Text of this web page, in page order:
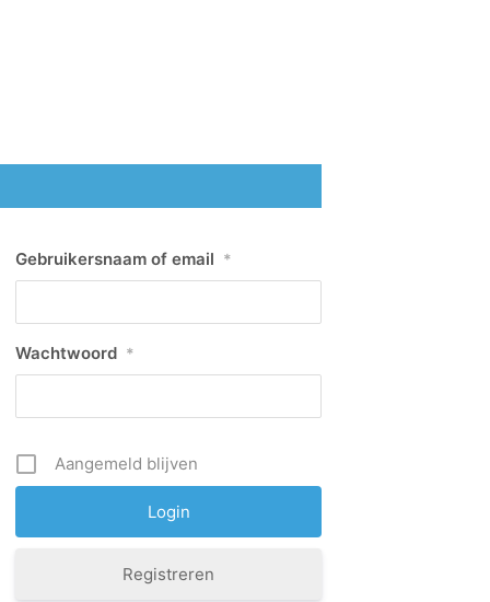
Gebruikersnaam of email *
Wachtwoord *
Aangemeld blijven
Registreren